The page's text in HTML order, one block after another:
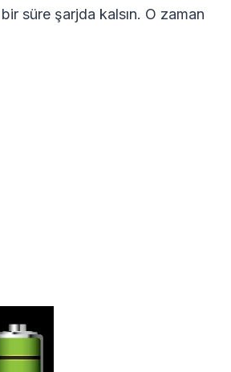
süre şarjda kalsın. O zaman